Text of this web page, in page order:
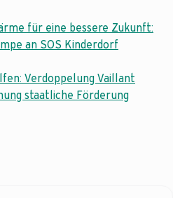
für eine bessere Zukunft:
an SOS Kinderdorf
Verdoppelung Vaillant
staatliche Förderung